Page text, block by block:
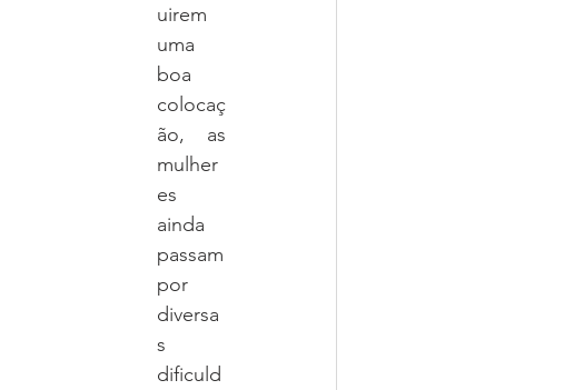
uirem
uma
boa
colocaç
ão, as
mulher
es
ainda
passam
por
diversa
s
dificuld